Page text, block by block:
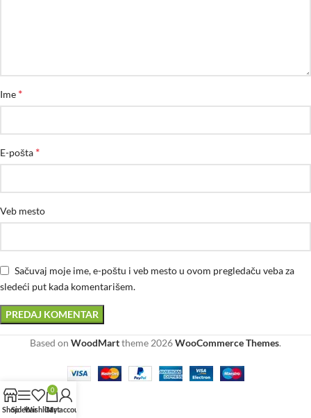
Ime *
E-pošta *
Veb mesto
Sačuvaj moje ime, e-poštu i veb mesto u ovom pregledaču veba za
sledeći put kada komentarišem.
Based on WoodMarttheme 2026WooCommerce Themes.
ShopSidebarWishlist
0
Cart
My account